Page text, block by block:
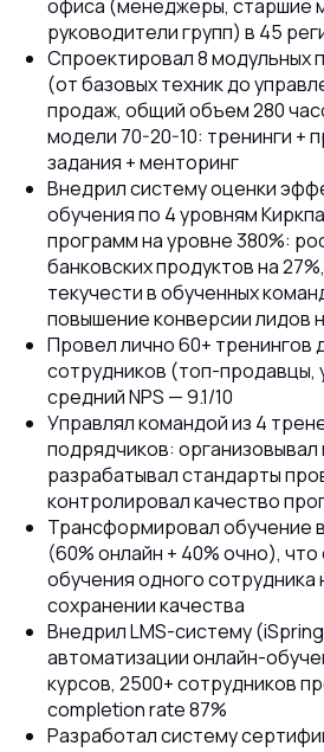
офиса (менеджеры, старшие
руководители групп) в 45
Спроектировал 8 модульных
(от базовых техник до
продаж, общий объем 280
модели 70-20-10: тренинги +
задания + менторинг
Внедрил систему оценки
обучения по 4 уровням
программ на уровне 380%:
банковских продуктов на
текучести в обученных
повышение конверсии лидов
Провел лично 60+ тренингов
сотрудников (топ-продавцы,
средний NPS — 9.1/10
Управлял командой из 4
подрядчиков: организовывал
разрабатывал стандарты
контролировал качество
Трансформировал обучение
(60% онлайн + 40% очно),
обучения одного сотрудника
сохранении качества
Внедрил LMS-систему
автоматизации онлайн-
курсов, 2500+ сотрудников
completion rate 87%
Разработал систему